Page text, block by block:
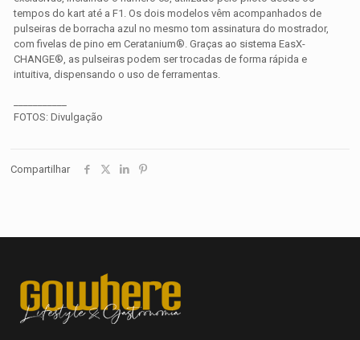
tempos do kart até a F1. Os dois modelos vêm acompanhados de
pulseiras de borracha azul no mesmo tom assinatura do mostrador,
com fivelas de pino em Ceratanium®. Graças ao sistema EasX-
CHANGE®, as pulseiras podem ser trocadas de forma rápida e
intuitiva, dispensando o uso de ferramentas.
FOTOS: Divulgação
Compartilhar